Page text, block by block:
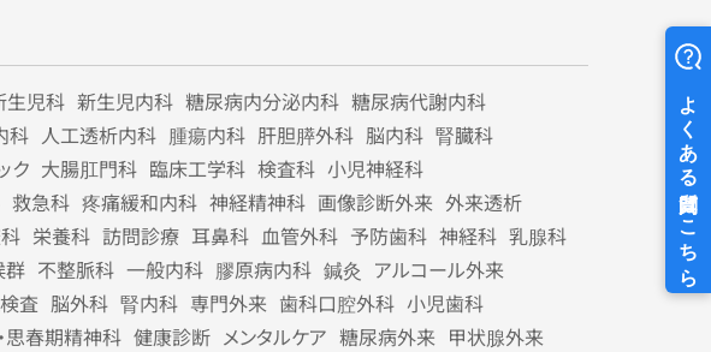
生児科 新生児内科 糖尿病内分泌内科 糖尿病代謝内科
科 人工透析内科 腫瘍内科 肝胆膵外科 脳内科 腎臓科
ク 大腸肛門科 臨床工学科 検査科 小児神経科
救急科 疼痛緩和内科 神経精神科 画像診断外来 外来透析
栄養科 訪問診療 耳鼻科 血管外科 予防歯科 神経科 乳腺科
群 不整脈科 一般内科 膠原病内科 鍼灸 アルコール外来
査 脳外科 腎内科 専門外来 歯科口腔外科 小児歯科
思春期精神科 健康診断 メンタルケア 糖尿病外来 甲状腺外来